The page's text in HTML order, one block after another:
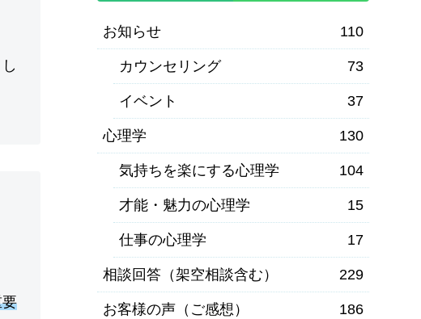
お知らせ 110
カウンセリング 73
イベント 37
心理学 130
気持ちを楽にする心理学 104
才能・魅力の心理学 15
仕事の心理学 17
相談回答（架空相談含む） 229
お客様の声（ご感想） 186